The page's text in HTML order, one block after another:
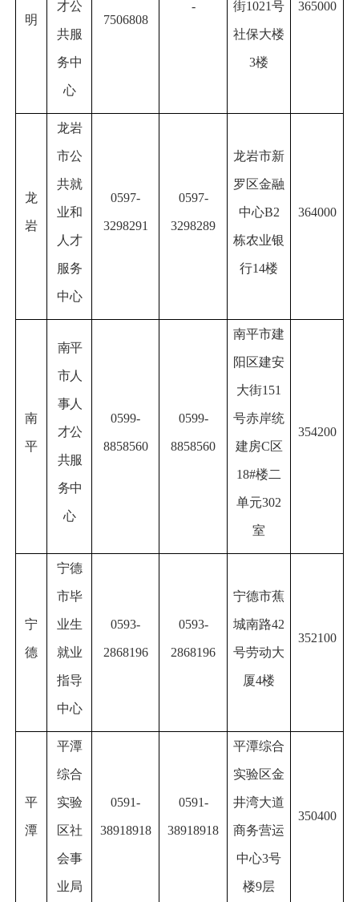
明
才公
共服
务中
心
7506808
- 街1021号
社保大楼
3楼
365000
龙
岩
龙岩
市公
共就
业和
人才
服务
中心
0597-
3298291
0597-
3298289
龙岩市新
罗区金融
中心B2
栋农业银
行14楼
364000
南
平
南平
市人
事人
才公
共服
务中
心
0599-
8858560
0599-
8858560
南平市建
阳区建安
大街151
号赤岸统
建房C区
18#楼二
单元302
室
354200
宁
德
宁德
市毕
业生
就业
指导
中心
0593-
2868196
0593-
2868196
宁德市蕉
城南路42
号劳动大
厦4楼
352100
平
潭
平潭
综合
实验
区社
会事
业局
0591-
38918918
0591-
38918918
平潭综合
实验区金
井湾大道
商务营运
中心3号
楼9层
350400